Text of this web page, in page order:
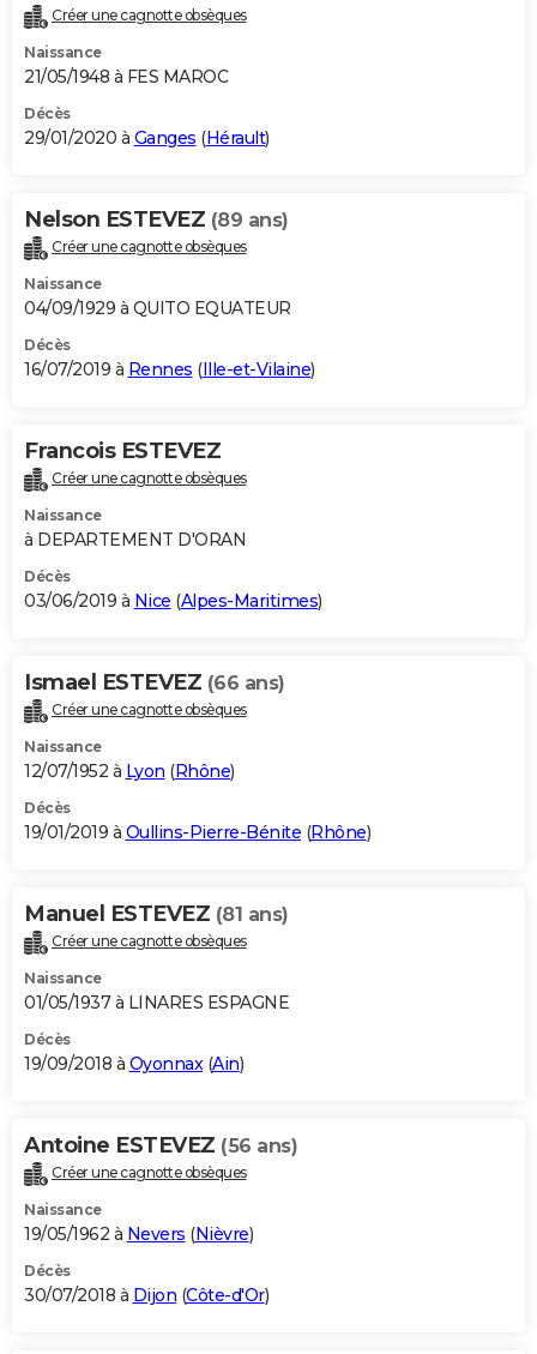
Créer une cagnotte obsèques
Naissance
21/05/1948 à FES MAROC
Décès
29/01/2020 à Ganges (Hérault)
Nelson ESTEVEZ (89 ans)
Créer une cagnotte obsèques
Naissance
04/09/1929 à QUITO EQUATEUR
Décès
16/07/2019 à Rennes (Ille-et-Vilaine)
Francois ESTEVEZ
Créer une cagnotte obsèques
Naissance
à DEPARTEMENT D'ORAN
Décès
03/06/2019 à Nice (Alpes-Maritimes)
Ismael ESTEVEZ (66 ans)
Créer une cagnotte obsèques
Naissance
12/07/1952 à Lyon (Rhône)
Décès
19/01/2019 à Oullins-Pierre-Bénite (Rhône)
Manuel ESTEVEZ (81 ans)
Créer une cagnotte obsèques
Naissance
01/05/1937 à LINARES ESPAGNE
Décès
19/09/2018 à Oyonnax(Ain)
Antoine ESTEVEZ (56 ans)
Créer une cagnotte obsèques
Naissance
19/05/1962 à Nevers (Nièvre)
Décès
30/07/2018 à Dijon (Côte-d'Or)